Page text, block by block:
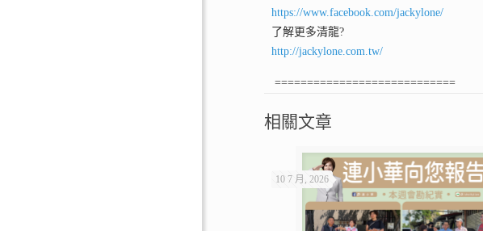
https://www.facebook.com/jackylone/
了解更多清龍?
http://jackylone.com.tw/
============================
相關文章
10 7 月, 2026